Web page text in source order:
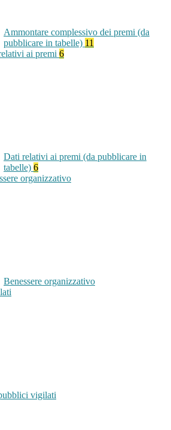
Ammontare complessivo dei premi (da
pubblicare in tabelle) 11
ai premi 6
Dati relativi ai premi (da pubblicare in
tabelle) 6
organizzativo
Benessere organizzativo
vigilati